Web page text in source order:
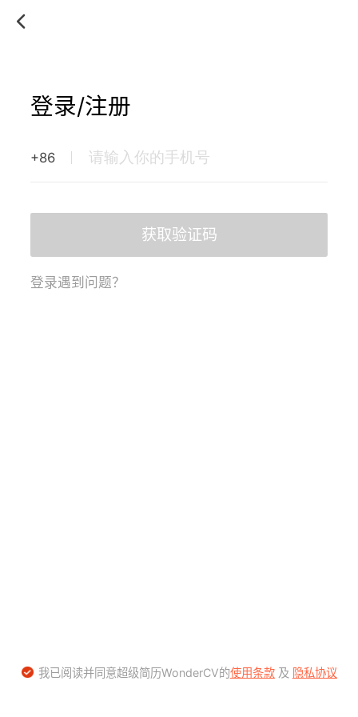
登录/注册
+86
获取验证码
登录遇到问题？
我已阅读并同意超级简历WonderCV的使用条款及 隐私协议